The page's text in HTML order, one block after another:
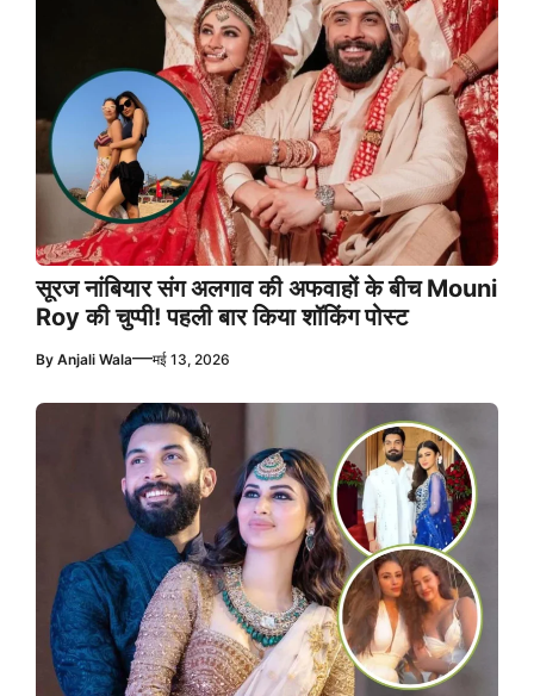
सूरज नांबियार संग अलगाव की अफवाहों के बीच Mouni
Roy की चुप्पी! पहली बार किया शॉकिंग पोस्ट
By Anjali Wala—मई 13, 2026